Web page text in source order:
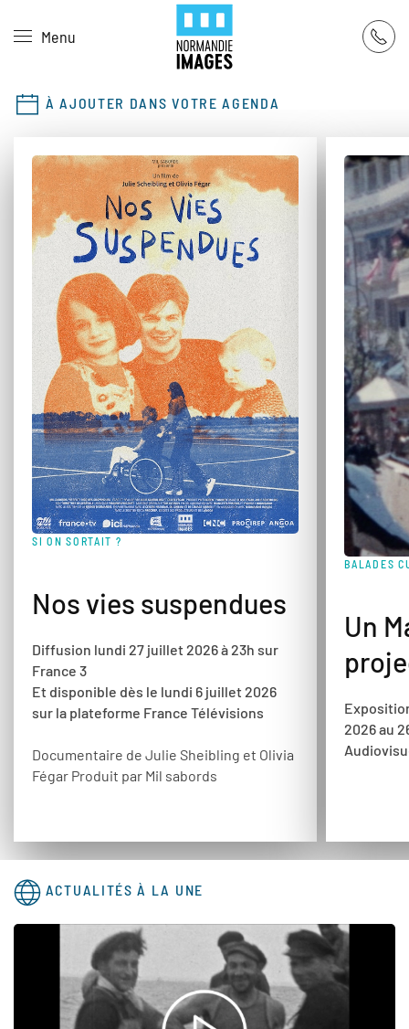
Skip to main content
Menu
À AJOUTER DANS VOTRE AGENDA
sur
Olivia
Un Mariage sous les
projecteurs
Exposition - Ciné-conférence du 5 juillet
Audiovisuel de Monaco
ACTUALITÉS À LA UNE
Panneau de gestion des cookies